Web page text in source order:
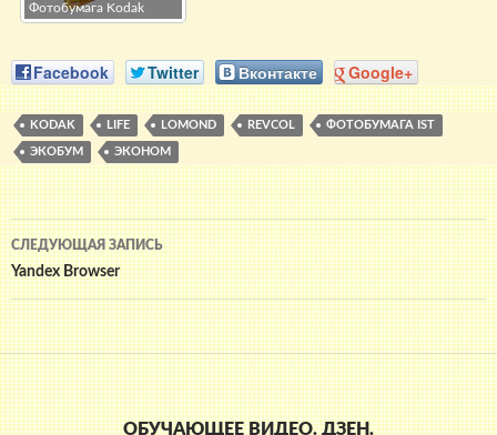
Фотобумага Kodak
Facebook Twitter Вконтакте Google+
KODAK LIFE LOMOND REVCOL ФОТОБУМАГА IST
ЭКОБУМ ЭКОНОМ
Навигация
по
записям
СЛЕДУЮЩАЯ ЗАПИСЬ
Yandex Browser
ОБУЧАЮЩЕЕ ВИДЕО. ДЗЕН.